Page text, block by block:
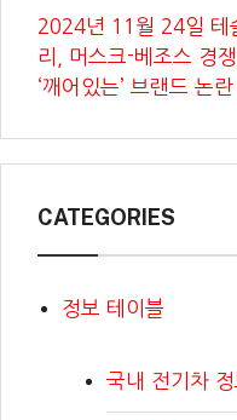
2024년 11월 24일 테
리, 머스크-베조스 경
‘깨어있는’ 브랜드 논
CATEGORIES
정보 테이블
국내 전기차 정